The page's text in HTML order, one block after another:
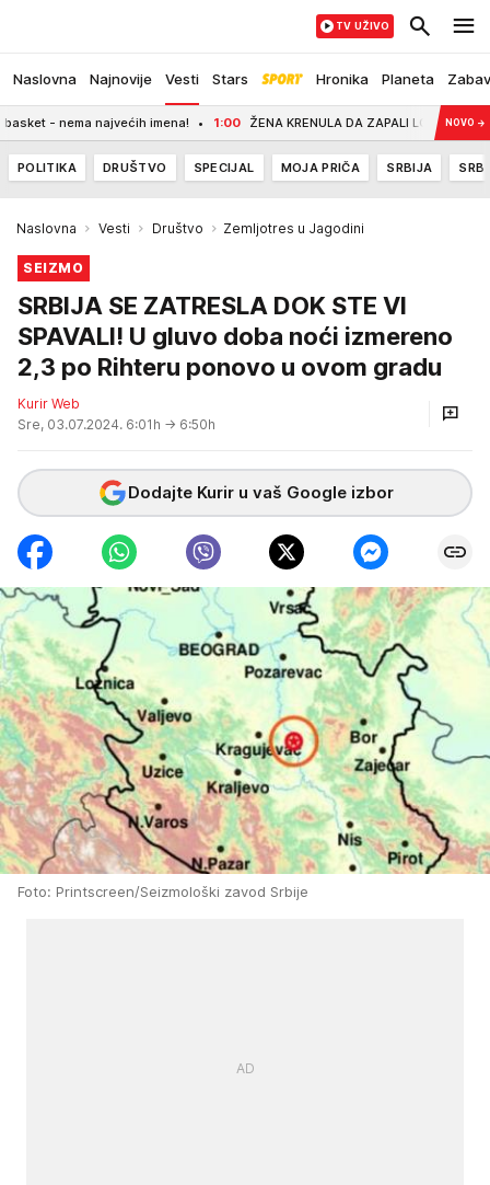
Naslovna Najnovije Vesti Stars Hronika Planeta
TV UŽIVO
- nema najvećih imena! 1:00 ŽENA KRENULA DA ZAPALI LOKAL U NOVO →
POLITIKA DRUŠTVO SPECIJAL MOJA PRIČA SRBIJA
Naslovna Vesti Društvo Zemljotres u Jagodini
SEIZMO
SRBIJA SE ZATRESLA DOK STE VI
SPAVALI! U gluvo doba noći izmereno
2,3 po Rihteru ponovo u ovom gradu
Kurir Web
Sre, 03.07.2024. 6:01h → 6:50h
Dodajte Kurir u vaš Google izbor
Foto: Printscreen/Seizmološki zavod Srbije